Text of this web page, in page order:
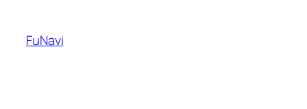
content
FuNavi